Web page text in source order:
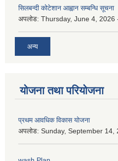
सिलबन्दी कोटेशान आह्वान सम्बन्धि सूचना
अपलोड: Thursday, June 4, 2026
अन्य
योजना तथा परियोजना
प्रथम आवधिक विकास योजना
अपलोड: Sunday, September 14,